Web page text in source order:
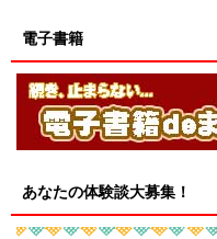
電子書籍
あなたの体験談大募集！